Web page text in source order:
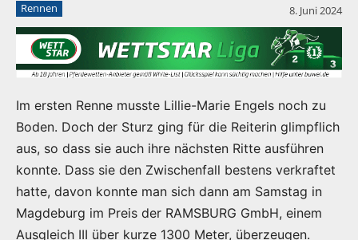
Rennen 8. Juni 2024
Im ersten Renne musste Lillie-Marie Engels noch zu
Boden. Doch der Sturz ging für die Reiterin glimpflich
aus, so dass sie auch ihre nächsten Ritte ausführen
konnte. Dass sie den Zwischenfall bestens verkraftet
hatte, davon konnte man sich dann am Samstag in
Magdeburg im Preis der RAMSBURG GmbH, einem
Ausgleich III über kurze 1300 Meter, überzeugen.